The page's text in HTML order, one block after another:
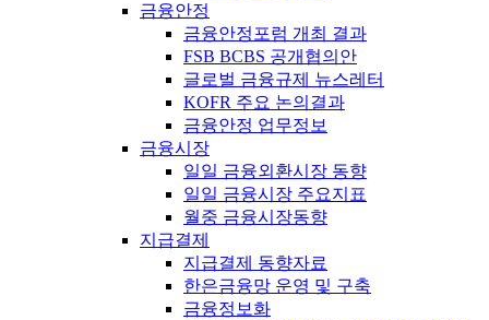
금융안정
금융안정포럼 개최 결과
FSB BCBS 공개협의안
글로벌 금융규제 뉴스레터
KOFR 주요 논의결과
금융안정 업무정보
금융시장
일일 금융외환시장 동향
일일 금융시장 주요지표
월중 금융시장동향
지급결제
지급결제 동향자료
한은금융망 운영 및 구축
금융정보화